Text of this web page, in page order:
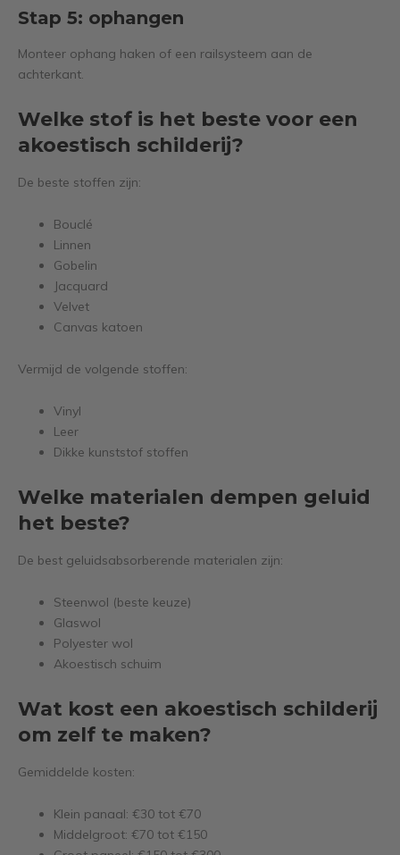
Stap 5: ophangen
Monteer ophang haken of een railsysteem aan de
achterkant.
Welke stof is het beste voor een
akoestisch schilderij?
De beste stoffen zijn:
Bouclé
Linnen
Gobelin
Jacquard
Velvet
Canvas katoen
Vermijd de volgende stoffen:
Vinyl
Leer
Dikke kunststof stoffen
Welke materialen dempen geluid
het beste?
De best geluidsabsorberende materialen zijn:
Steenwol (beste keuze)
Glaswol
Polyester wol
Akoestisch schuim
Wat kost een akoestisch schilderij
om zelf te maken?
Gemiddelde kosten:
Klein panaal: €30 tot €70
Middelgroot: €70 tot €150